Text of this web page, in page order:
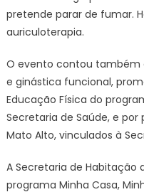
pretende parar de fumar.
auriculoterapia.
O evento contou
e ginástica funcional,
Educação Física do
Secretaria de Saúde, e
Mato Alto, vinculados à
A Secretaria de Habitação
programa Minha Casa,